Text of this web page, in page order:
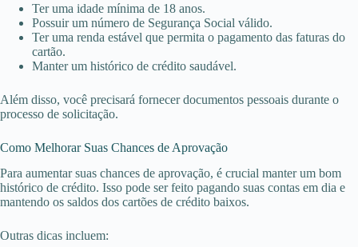
Ter uma idade mínima de 18 anos.
Possuir um número de Segurança Social válido.
Ter uma renda estável que permita o pagamento das faturas do
cartão.
Manter um histórico de crédito saudável.
Além disso, você precisará fornecer documentos pessoais durante o
processo de solicitação.
Como Melhorar Suas Chances de Aprovação
Para aumentar suas chances de aprovação, é crucial manter um bom
histórico de crédito. Isso pode ser feito pagando suas contas em dia e
mantendo os saldos dos cartões de crédito baixos.
Outras dicas incluem: